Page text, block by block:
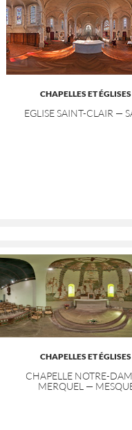
CHAPELLES ET ÉGLISES
EGLISE SAINT-CLAIR —
CHAPELLES ET ÉGLISES
CHAPELLE NOTRE-
MERQUEL —